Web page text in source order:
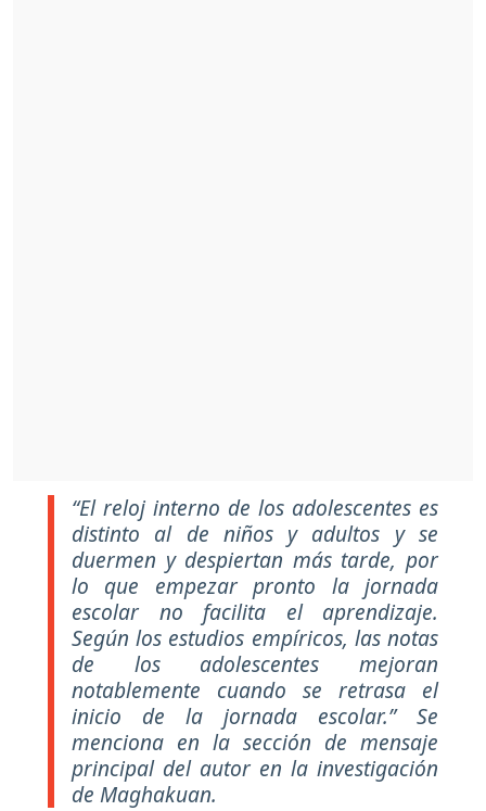
“El reloj interno de los adolescentes es
distinto al de niños y adultos y se
duermen y despiertan más tarde, por
lo que empezar pronto la jornada
escolar no facilita el aprendizaje.
Según los estudios empíricos, las notas
de los adolescentes mejoran
notablemente cuando se retrasa el
inicio de la jornada escolar.” Se
menciona en la sección de mensaje
principal del autor en la investigación
de Maghakuan.